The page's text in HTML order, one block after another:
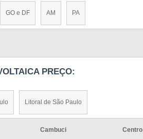
GO e DF AM PA
PREÇO:
Litoral de São Paulo
Cambuci
Centro